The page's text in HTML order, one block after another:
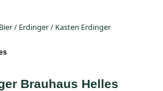
Bier/ Erdinger/ Kasten Erdinger
Brauhaus Helles